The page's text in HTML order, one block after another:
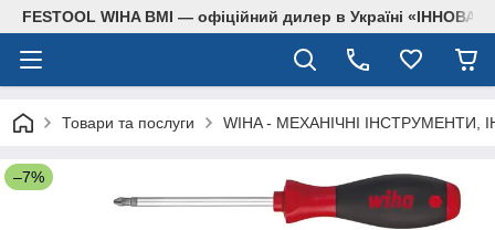
FESTOOL WIHA BMI — офіційний дилер в Україні
Товари та послуги WIHA - МЕХАНІЧНІ ІНСТРУМЕНТИ,
–7%